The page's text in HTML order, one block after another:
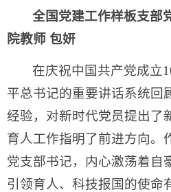
全国党建工作样板支部
院教师 包妍
在庆祝中国共产党成立
平总书记的重要讲话系统回
经验，对新时代党员提出了
育人工作指明了前进方向。
党支部书记，内心激荡着自
引领育人、科技报国的使命